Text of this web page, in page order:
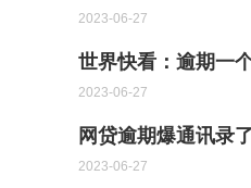
2023-06-27
世界快看：逾期一
2023-06-27
网贷逾期爆通讯录
2023-06-27